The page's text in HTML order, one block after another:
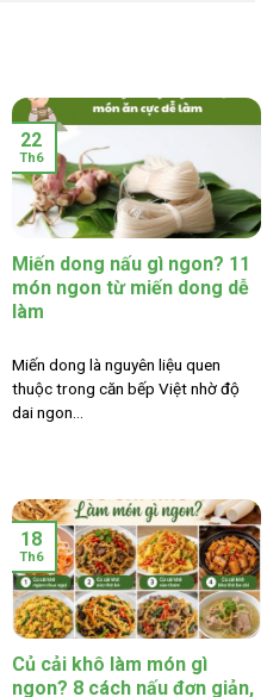
Miến dong nấu gì ngon? 11
món ngon từ miến dong dễ
làm
Miến dong là nguyên liệu quen
thuộc trong căn bếp Việt nhờ độ
dai ngon...
22
Th6
Củ cải khô làm món gì
ngon? 8 cách nấu đơn giản,
18
Th6